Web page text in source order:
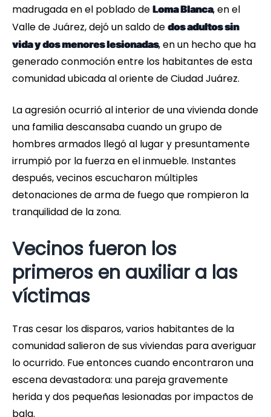
madrugada en el poblado de Loma Blanca, en el
Valle de Juárez, dejó un saldo de dos adultos sin
vida y dos menores lesionadas, en un hecho que ha
generado conmoción entre los habitantes de esta
comunidad ubicada al oriente de Ciudad Juárez.
La agresión ocurrió al interior de una vivienda donde
una familia descansaba cuando un grupo de
hombres armados llegó al lugar y presuntamente
irrumpió por la fuerza en el inmueble. Instantes
después, vecinos escucharon múltiples
detonaciones de arma de fuego que rompieron la
tranquilidad de la zona.
Vecinos fueron los
primeros en auxiliar a las
víctimas
Tras cesar los disparos, varios habitantes de la
comunidad salieron de sus viviendas para averiguar
lo ocurrido. Fue entonces cuando encontraron una
escena devastadora: una pareja gravemente
herida y dos pequeñas lesionadas por impactos de
bala.